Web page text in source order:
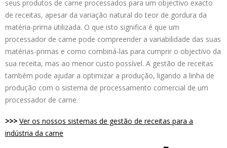
seus produtos de carne processados para um objectivo exacto
de receitas, apesar da variação natural do teor de gordura da
matéria-prima utilizada. O que isto significa é que um
processador de carne pode compreender a variabilidade das suas
matérias-primas e como combiná-las para cumprir o objectivo da
sua receita, mas ao menor custo possível. A gestão de receitas
também pode ajudar a optimizar a produção, ligando a linha de
produção com o sistema de processamento comercial de um
processador de carne.
>>> Ver os nossos sistemas de gestão de receitas para a
indústria da carne